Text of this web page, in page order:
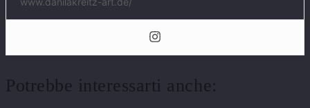
Potrebbe interessarti anche: